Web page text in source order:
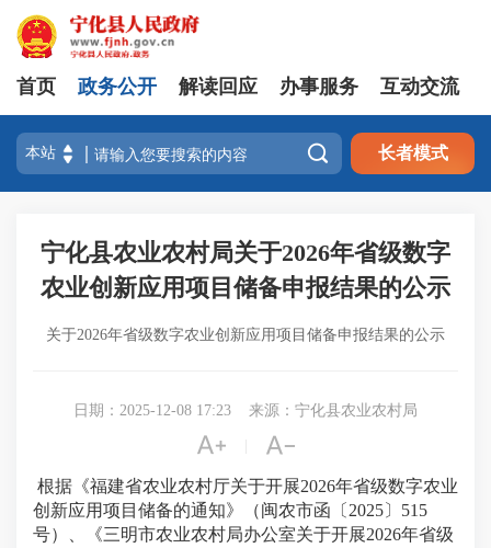
首页 政务公开 解读回应 办事服务 互动交流
 长者模式
宁化县农业农村局关于2026年省级数字
农业创新应用项目储备申报结果的公示
关于2026年省级数字农业创新应用项目储备申报结果的公示
日期：2025-12-08 17:23 来源：宁化县农业农村局
 
根据《福建省农业农村厅关于开展2026年省级数字农业
创新应用项目储备的通知》（闽农市函〔2025〕515
号）、《三明市农业农村局办公室关于开展2026年省级